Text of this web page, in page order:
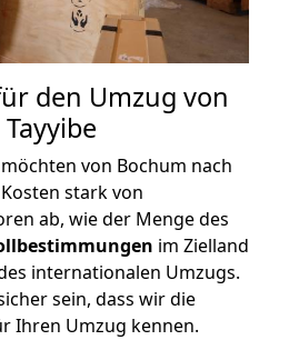
den Umzug von
von Bochum nach
stark von
ab, wie der Menge des
im Zielland
internationalen Umzugs.
sein, dass wir die
Ihren Umzug kennen.